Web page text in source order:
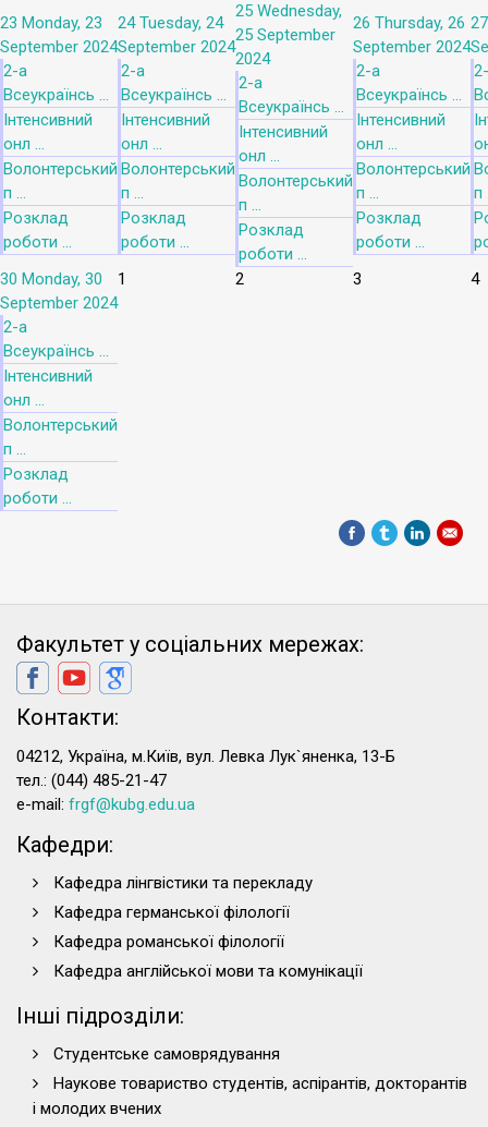
23 Monday, 23
September 2024
2-а
Всеукраїнсь ...
Інтенсивний
онл ...
Волонтерський
п ...
Розклад
роботи ...
24 Tuesday, 24
September 2024
2-а
Всеукраїнсь ...
Інтенсивний
онл ...
Волонтерський
п ...
Розклад
роботи ...
25 Wednesday,
25 September
2024
2-а
Всеукраїнсь ...
Інтенсивний
онл ...
Волонтерський
п ...
Розклад
роботи ...
26 Thursday, 26
September 2024
2-а
Всеукраїнсь ...
Інтенсивний
онл ...
Волонтерський
п ...
Розклад
роботи ...
27
п
30 Monday, 30
September 2024
2-а
Всеукраїнсь ...
Інтенсивний
онл ...
Волонтерський
п ...
Розклад
роботи ...
1 2 3 4
Факультет у соціальних мережах:
Контакти:
04212, Україна, м.Київ, вул. Левка Лук`яненка, 13-Б
тел.: (044) 485-21-47
e-mail: frgf@kubg.edu.ua
Кафедри:
Кафедра лінгвістики та перекладу
Кафедра германської філології
Кафедра романської філології
Кафедра англійської мови та комунікації
Інші підрозділи:
Студентське самоврядування
Наукове товариство студентів, аспірантів, докторантів
і молодих вчених